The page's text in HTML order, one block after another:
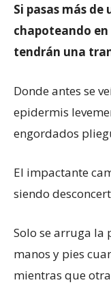
Si pasas más
chapoteando
tendrán una
Donde antes se
epidermis
engordados
El impactante
siendo
Solo se arruga la
manos y pies
mientras que